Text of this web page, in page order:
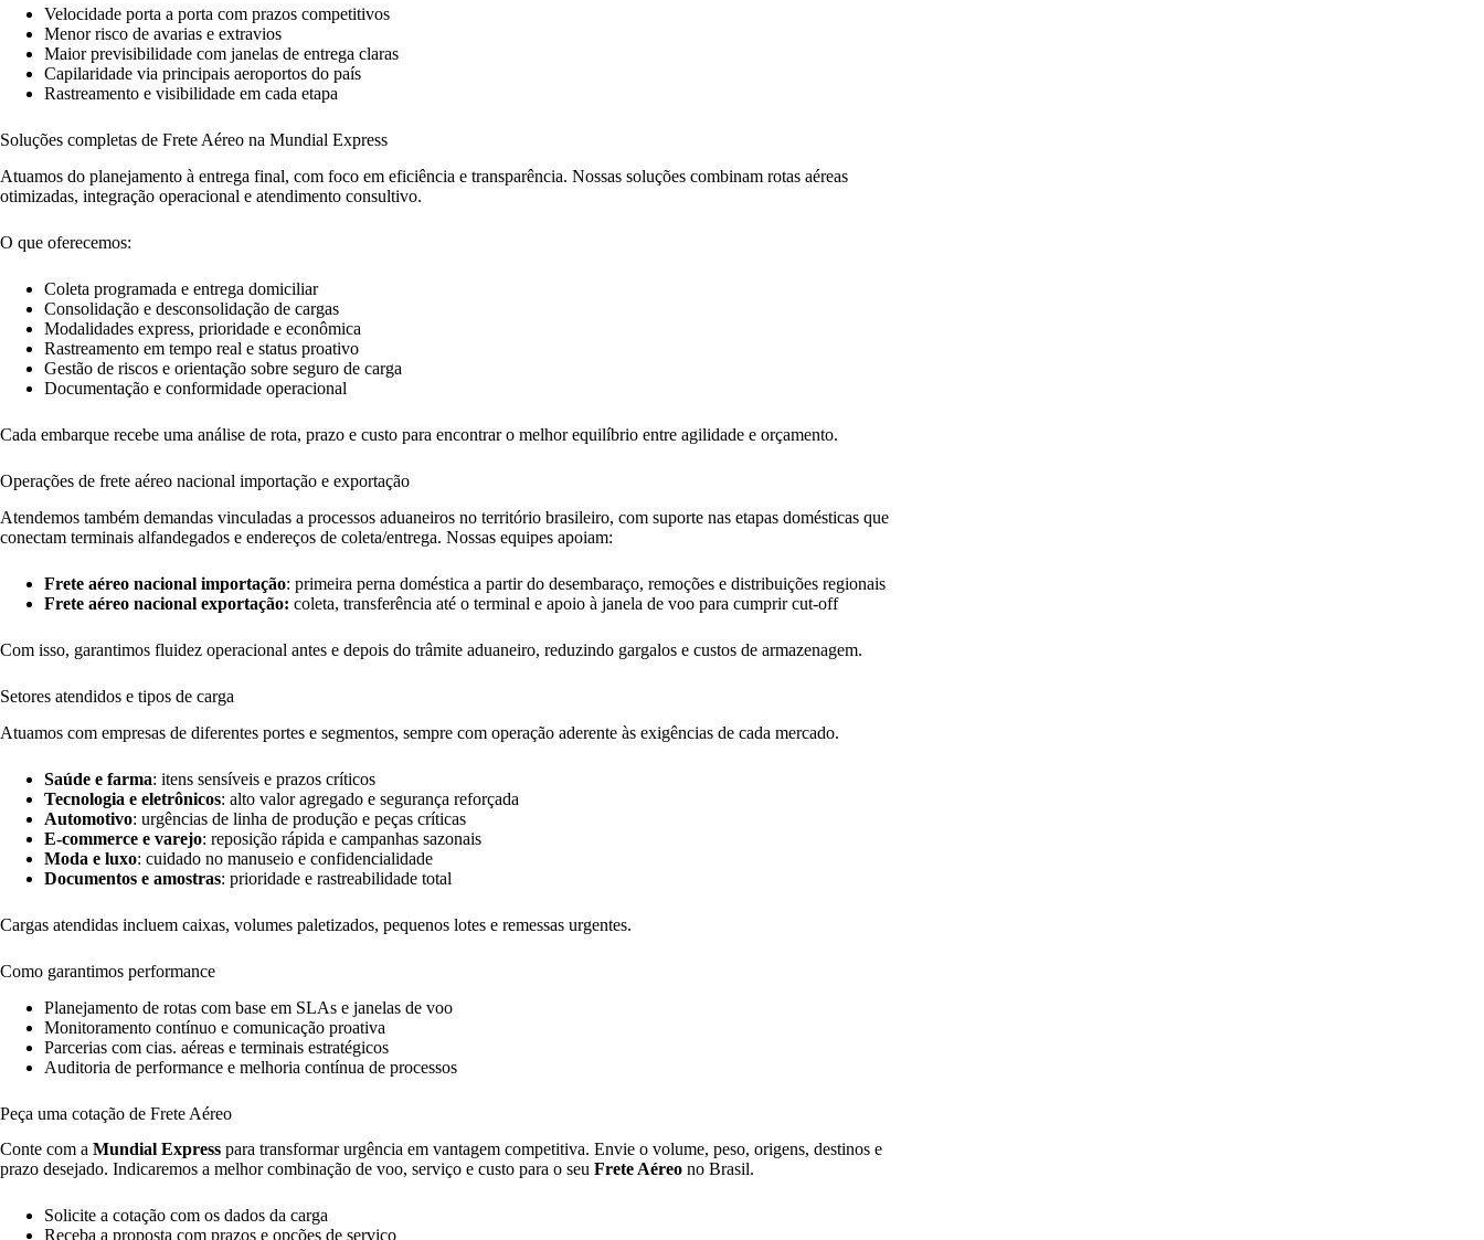
Velocidade porta a porta com prazos competitivos
Menor risco de avarias e extravios
Maior previsibilidade com janelas de entrega claras
Capilaridade via principais aeroportos do país
Rastreamento e visibilidade em cada etapa
Soluções completas de Frete Aéreo na Mundial Express
Atuamos do planejamento à entrega final, com foco em eficiência e transparência. Nossas soluções combinam rotas aéreas
otimizadas, integração operacional e atendimento consultivo.
O que oferecemos:
Coleta programada e entrega domiciliar
Consolidação e desconsolidação de cargas
Modalidades express, prioridade e econômica
Rastreamento em tempo real e status proativo
Gestão de riscos e orientação sobre seguro de carga
Documentação e conformidade operacional
Cada embarque recebe uma análise de rota, prazo e custo para encontrar o melhor equilíbrio entre agilidade e orçamento.
Operações de frete aéreo nacional importação e exportação
Atendemos também demandas vinculadas a processos aduaneiros no território brasileiro, com suporte nas etapas domésticas que
conectam terminais alfandegados e endereços de coleta/entrega. Nossas equipes apoiam:
Frete aéreo nacional importação: primeira perna doméstica a partir do desembaraço, remoções e distribuições regionais
Frete aéreo nacional exportação: coleta, transferência até o terminal e apoio à janela de voo para cumprir cut-off
Com isso, garantimos fluidez operacional antes e depois do trâmite aduaneiro, reduzindo gargalos e custos de armazenagem.
Setores atendidos e tipos de carga
Atuamos com empresas de diferentes portes e segmentos, sempre com operação aderente às exigências de cada mercado.
Saúde e farma: itens sensíveis e prazos críticos
Tecnologia e eletrônicos: alto valor agregado e segurança reforçada
Automotivo: urgências de linha de produção e peças críticas
E-commerce e varejo: reposição rápida e campanhas sazonais
Moda e luxo: cuidado no manuseio e confidencialidade
Documentos e amostras: prioridade e rastreabilidade total
Cargas atendidas incluem caixas, volumes paletizados, pequenos lotes e remessas urgentes.
Como garantimos performance
Planejamento de rotas com base em SLAs e janelas de voo
Monitoramento contínuo e comunicação proativa
Parcerias com cias. aéreas e terminais estratégicos
Auditoria de performance e melhoria contínua de processos
Peça uma cotação de Frete Aéreo
Conte com a Mundial Express para transformar urgência em vantagem competitiva. Envie o volume, peso, origens, destinos e
prazo desejado. Indicaremos a melhor combinação de voo, serviço e custo para o seu Frete Aéreo no Brasil.
Solicite a cotação com os dados da carga
Receba a proposta com prazos e opções de serviço